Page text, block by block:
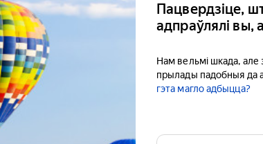
Пацвердзіце,
адпраўлялі вы,
Нам вельмі шкада,
прылады падобныя да
гэта магло адбыцца?